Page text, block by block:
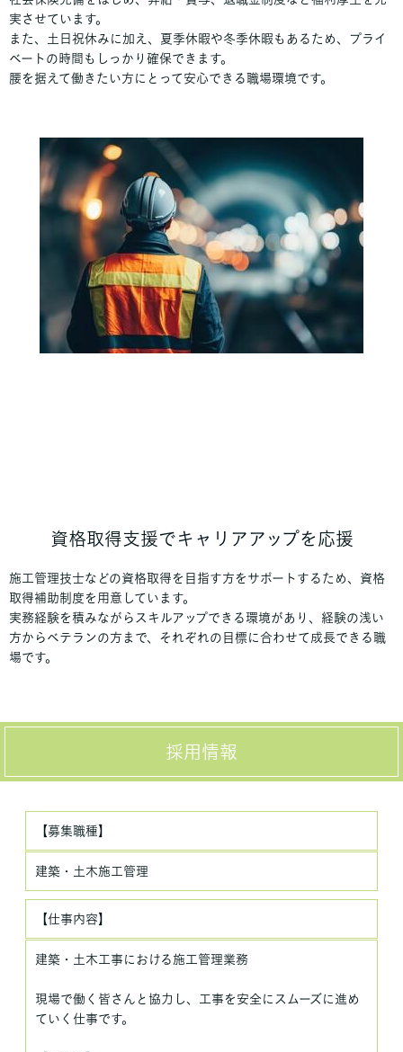
実させています。
また、土日祝休みに加え、夏季休暇や冬季休暇もあるため、プライ
ベートの時間もしっかり確保できます。
腰を据えて働きたい方にとって安心できる職場環境です。
資格取得支援でキャリアアップを応援
施工管理技士などの資格取得を目指す方をサポートするため、資格
取得補助制度を用意しています。
実務経験を積みながらスキルアップできる環境があり、経験の浅い
方からベテランの方まで、それぞれの目標に合わせて成長できる職
場です。
採用情報
【募集職種】
建築・土木施工管理
【仕事内容】
建築・土木工事における施工管理業務
現場で働く皆さんと協力し、工事を安全にスムーズに進め
ていく仕事です。